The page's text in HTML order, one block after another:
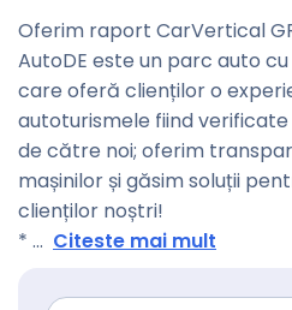
Oferim raport CarVertical
AutoDE este un parc auto
care oferă clienților o
autoturismele fiind
de către noi; oferim
mașinilor și găsim soluții
clienților noștri!
* ... Citeste mai mult